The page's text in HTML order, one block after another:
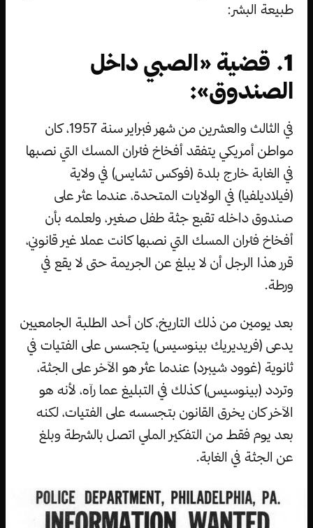
طبيعة البشر:
1. قضية «الصبي داخل
الصندوق»:
في الثالث والعشرين من شهر فبراير سنة 1957، كان
مواطن أمريكي يتفقد أفخاخ فئران المسك التي نصبها
في الغابة خارج بلدة (فوكس تشايس) في ولاية
(فيلاديلفيا) في الولايات المتحدة، عندما عثر على
صندوق داخله تقبع جثة طفل صغير، ولعلمه بأن
أفخاخ فئران المسك التي نصبها كانت عملا غير قانوني،
قرر هذا الرجل أن لا يبلغ عن الجريمة حتى لا يقع في
ورطة.
بعد يومين من ذلك التاريخ، كان أحد الطلبة الجامعيين
يدعى (فريديريك بينوسيس) يتجسس على الفتيات في
ثانوية (غوود شيبرد) عندما عثر هو الآخر على الجثة،
وتردد (بينوسيس) كذلك في التبليغ عما رآه، لأنه هو
الآخر كان يخرق القانون بتجسسه على الفتيات، لكنه
بعد يوم فقط من التفكير الملي اتصل بالشرطة وبلغ
عن الجثة في الغابة.